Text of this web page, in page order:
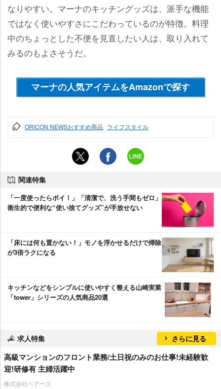
なりやすい。マーナのキッチングッズは、派手な機能
ではなく使いやすさにこだわっているのが特徴。料理
中のちょっとした不便を見直したい人は、取り入れて
みるのもよさそうだ。
マーナの人気アイテムをAmazonで探す
ORICON NEWSおすすめ商品 ライフスタイル
関連特集
「一度使ったらポイ！」「清潔で、洗う手間もゼロ」
衛生的で便利な“使い捨てグッズ”が手放せない
「床には何も置かない！」モノを浮かせるだけで掃除
が3倍ラクになる
キッチンなどをシンプルに使いやすく整える山崎実業
「tower」シリーズの人気商品20選
求人特集 さらに見る
⾼級マンションのフロント業務/土日祝のみのお仕事!未経験歓
迎!研修有 主婦活躍中
株式会社ベアーズ